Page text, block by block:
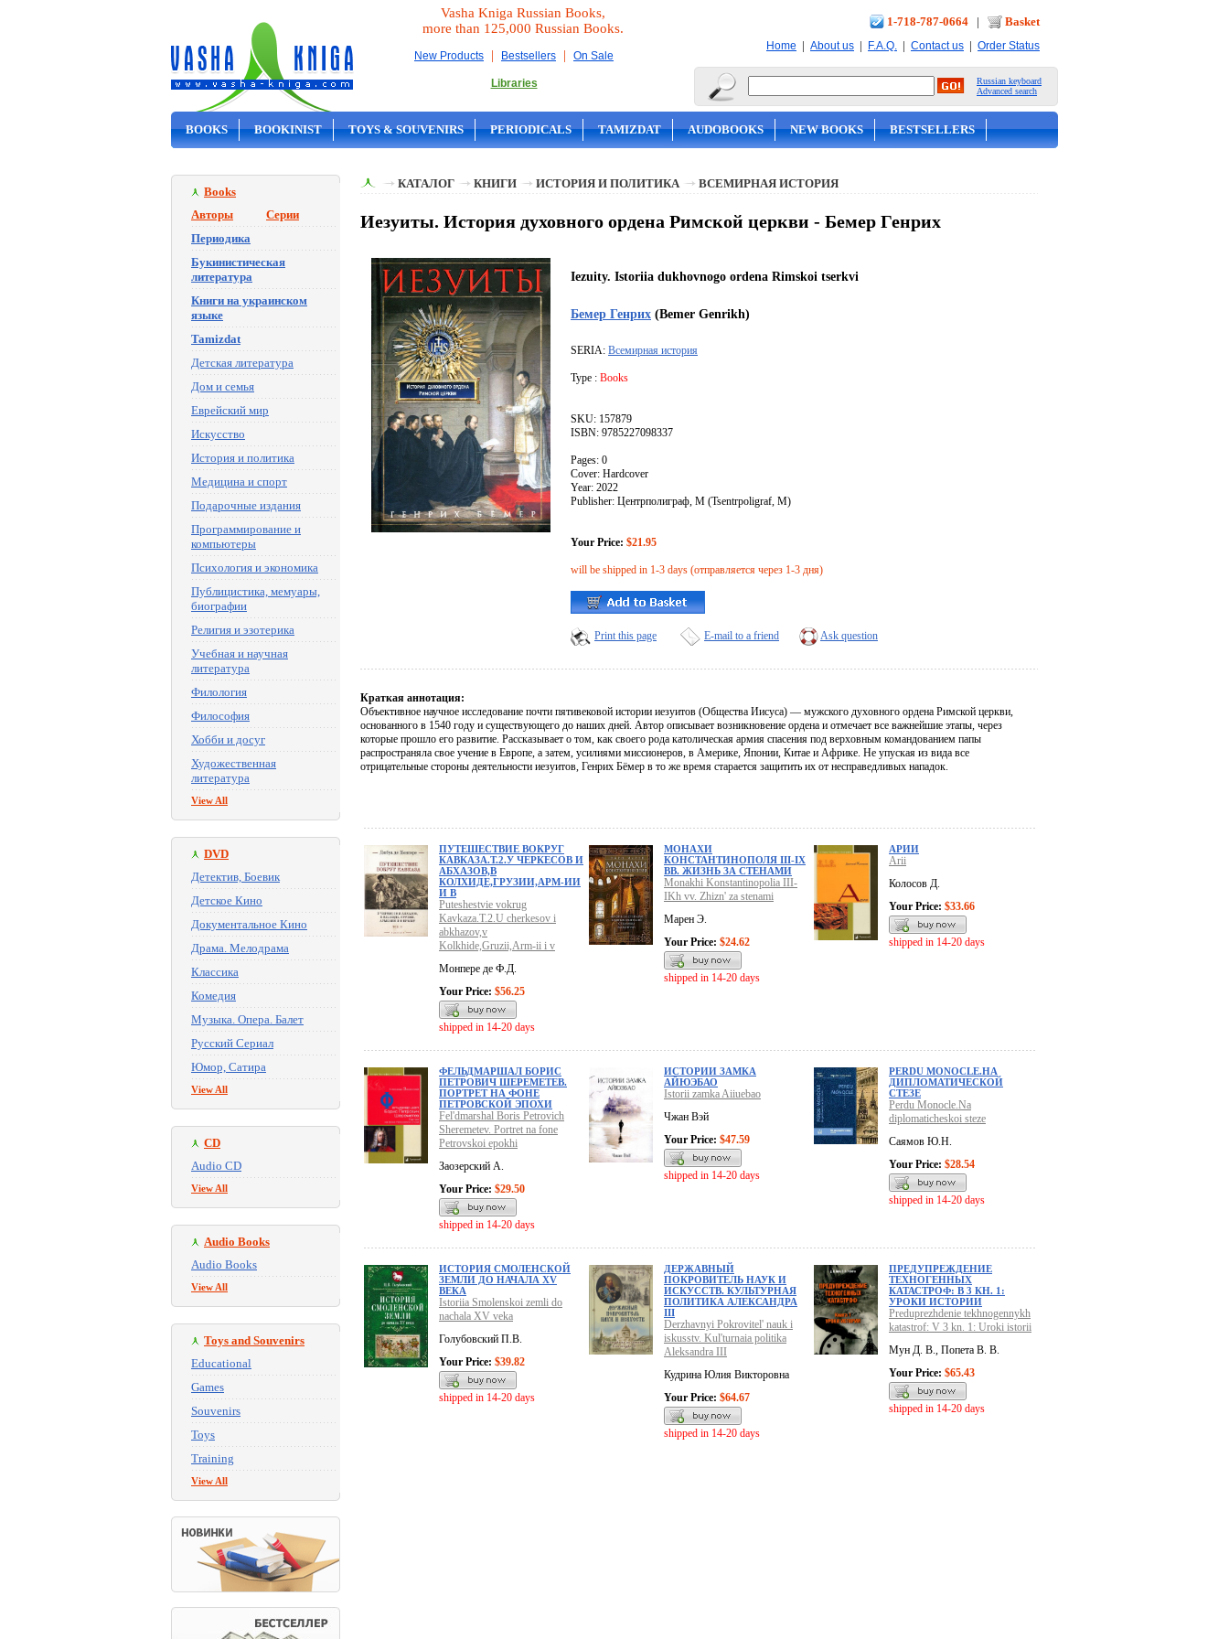
Vasha Kniga Russian Books,
more than 125,000 Russian Books.
New Products | Bestsellers | On Sale
Libraries
1-718-787-0664 | Basket
Home | About us | F.A.Q. | Contact us | Order Status
Russian keyboard
Advanced search
BOOKS BOOKINIST TOYS & SOUVENIRS PERIODICALS TAMIZDAT AUDOBOOKS NEW BOOKS BESTSELLERS
Books
Авторы
Серии
Периодика
Букинистическая
литература
Книги на украинском
языке
Tamizdat
Детская литература
Дом и семья
Еврейский мир
Искусство
История и политика
Медицина и спорт
Подарочные издания
Программирование и
компьютеры
Психология и экономика
Публицистика, мемуары,
биографии
Религия и эзотерика
Учебная и научная
литература
Филология
Философия
Хобби и досуг
Художественная
литература
View All
DVD
Детектив, Боевик
Детское Кино
Документальное Кино
Драма. Мелодрама
Классика
Комедия
Музыка. Опера. Балет
Русский Сериал
Юмор, Сатира
View All
CD
Audio CD
View All
Audio Books
Audio Books
View All
Toys and Souvenirs
Educational
Games
Souvenirs
Toys
Training
View All
КАТАЛОГ КНИГИ ИСТОРИЯ И ПОЛИТИКА ВСЕМИРНАЯ ИСТОРИЯ
Иезуиты. История духовного ордена Римской церкви - Бемер Генрих
Iezuity. Istoriia dukhovnogo ordena Rimskoi tserkvi
Бемер Генрих (Bemer Genrikh)
SERIA: Всемирная история
Type : Books
SKU: 157879
ISBN: 9785227098337
Pages: 0
Cover: Hardcover
Year: 2022
Publisher: Центрполиграф, М (Tsentrpoligraf, M)
Your Price: $21.95
will be shipped in 1-3 days (отправляется через 1-3 дня)
Print this page E-mail to a friend Ask question
Краткая аннотация:
Объективное научное исследование почти пятивековой истории иезуитов (Общества Иисуса) — мужского духовного ордена Римской церкви,
основанного в 1540 году и существующего до наших дней. Автор описывает возникновение ордена и отмечает все важнейшие этапы, через
которые прошло его развитие. Рассказывает о том, как своего рода католическая армия спасения под верховным командованием папы
распространяла свое учение в Европе, а затем, усилиями миссионеров, в Америке, Японии, Китае и Африке. Не упуская из вида все
отрицательные стороны деятельности иезуитов, Генрих Бёмер в то же время старается защитить их от несправедливых нападок.
ПУТЕШЕСТВИЕ ВОКРУГ
КАВКАЗА.Т.2.У ЧЕРКЕСОВ И
АБХАЗОВ,В
КОЛХИДЕ,ГРУЗИИ,АРМ-ИИ
И В
Puteshestvie vokrug
Kavkaza.T.2.U cherkesov i
abkhazov,v
Kolkhide,Gruzii,Arm-ii i v
Монпере де Ф.Д.
Your Price: $56.25
shipped in 14-20 days
МОНАХИ
КОНСТАНТИНОПОЛЯ III-IХ
ВВ. ЖИЗНЬ ЗА СТЕНАМИ
Monakhi Konstantinopolia III-
IKh vv. Zhizn' za stenami
Марен Э.
Your Price: $24.62
shipped in 14-20 days
АРИИ
Arii
Колосов Д.
Your Price: $33.66
shipped in 14-20 days
ФЕЛЬДМАРШАЛ БОРИС
ПЕТРОВИЧ ШЕРЕМЕТЕВ.
ПОРТРЕТ НА ФОНЕ
ПЕТРОВСКОЙ ЭПОХИ
Fel'dmarshal Boris Petrovich
Sheremetev. Portret na fone
Petrovskoi epokhi
Заозерский А.
Your Price: $29.50
shipped in 14-20 days
ИСТОРИИ ЗАМКА
АЙЮЭБАО
Istorii zamka Aiiuebao
Чжан Вэй
Your Price: $47.59
shipped in 14-20 days
PERDU MONOCLE.НА
ДИПЛОМАТИЧЕСКОЙ
СТЕЗЕ
Perdu Monocle.Na
diplomaticheskoi steze
Саямов Ю.Н.
Your Price: $28.54
shipped in 14-20 days
ИСТОРИЯ СМОЛЕНСКОЙ
ЗЕМЛИ ДО НАЧАЛА XV
ВЕКА
Istoriia Smolenskoi zemli do
nachala XV veka
Голубовский П.В.
Your Price: $39.82
shipped in 14-20 days
ДЕРЖАВНЫЙ
ПОКРОВИТЕЛЬ НАУК И
ИСКУССТВ. КУЛЬТУРНАЯ
ПОЛИТИКА АЛЕКСАНДРА
III
Derzhavnyi Pokrovitel' nauk i
iskusstv. Kul'turnaia politika
Aleksandra III
Кудрина Юлия Викторовна
Your Price: $64.67
shipped in 14-20 days
ПРЕДУПРЕЖДЕНИЕ
ТЕХНОГЕННЫХ
КАТАСТРОФ: В 3 КН. 1:
УРОКИ ИСТОРИИ
Preduprezhdenie tekhnogennykh
katastrof: V 3 kn. 1: Uroki istorii
Мун Д. В., Попета В. В.
Your Price: $65.43
shipped in 14-20 days